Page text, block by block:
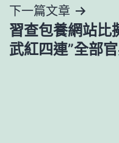
覽
下一篇文章
習查包養網站比
武紅四連”全部